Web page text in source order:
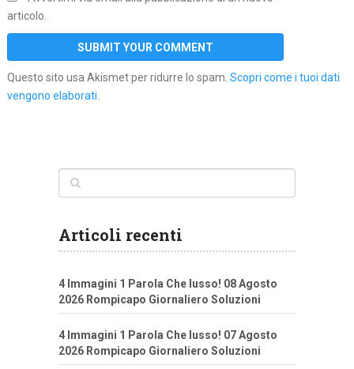
articolo.
Questo sito usa Akismet per ridurre lo spam. Scopri come i tuoi dati
vengono elaborati.
Articoli recenti
4 Immagini 1 Parola Che lusso! 08 Agosto
2026 Rompicapo Giornaliero Soluzioni
4 Immagini 1 Parola Che lusso! 07 Agosto
2026 Rompicapo Giornaliero Soluzioni